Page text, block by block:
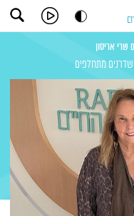
שרי אריסון
שדרנים מתחלפים